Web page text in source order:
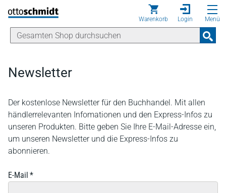
Direkt zum Inhalt
Warenkorb Login Menü
Newsletter
Der kostenlose Newsletter für den Buchhandel. Mit allen
händlerrelevanten Infomationen und den Express-Infos zu
unseren Produkten. Bitte geben Sie Ihre E-Mail-Adresse ein,
um unseren Newsletter und die Express-Infos zu
abonnieren.
E-Mail